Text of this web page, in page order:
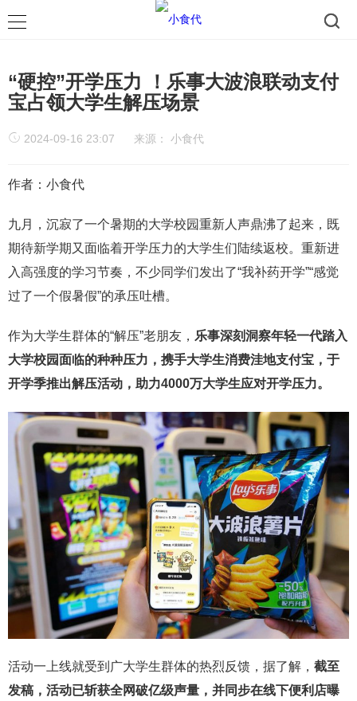
“硬控”开学压力 ！乐事大波浪联动支付
宝占领大学生解压场景
2024-09-16 23:07 来源： 小食代
作者：小食代
九月，沉寂了一个暑期的大学校园重新人声鼎沸了起来，既
期待新学期又面临着开学压力的大学生们陆续返校。重新进
入高强度的学习节奏，不少同学们发出了“我补药开学”“感觉
过了一个假暑假”的承压吐槽。
作为大学生群体的“解压”老朋友， 乐事深刻洞察年轻一代踏入
大学校园面临的种种压力，携手大学生消费洼地支付宝，于
开学季推出解压活动，助力4000万大学生应对开学压力。
活动一上线就受到广大学生群体的热烈反馈，据了解， 截至
发稿，活动已斩获全网破亿级声量，并同步在线下便利店曝